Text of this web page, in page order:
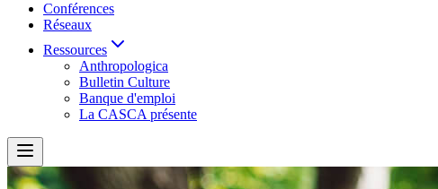
Conférences
Réseaux
Ressources
Anthropologica
Bulletin Culture
Banque d'emploi
La CASCA présente